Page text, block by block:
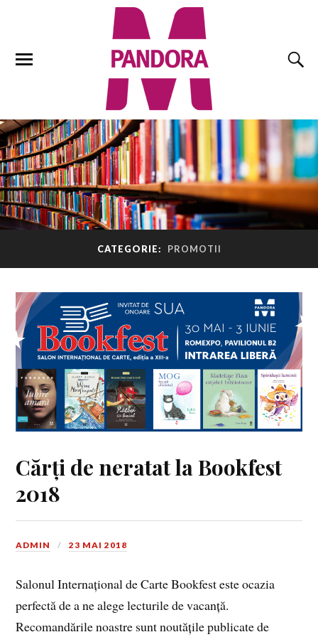
CATEGORIE: PROMOTII
Cărți de neratat la Bookfest
2018
ADMIN 23 MAI 2018
Salonul Internațional de Carte Bookfest este ocazia
perfectă de a ne alege lecturile de vacanță.
Recomandările noastre sunt noutățile publicate de